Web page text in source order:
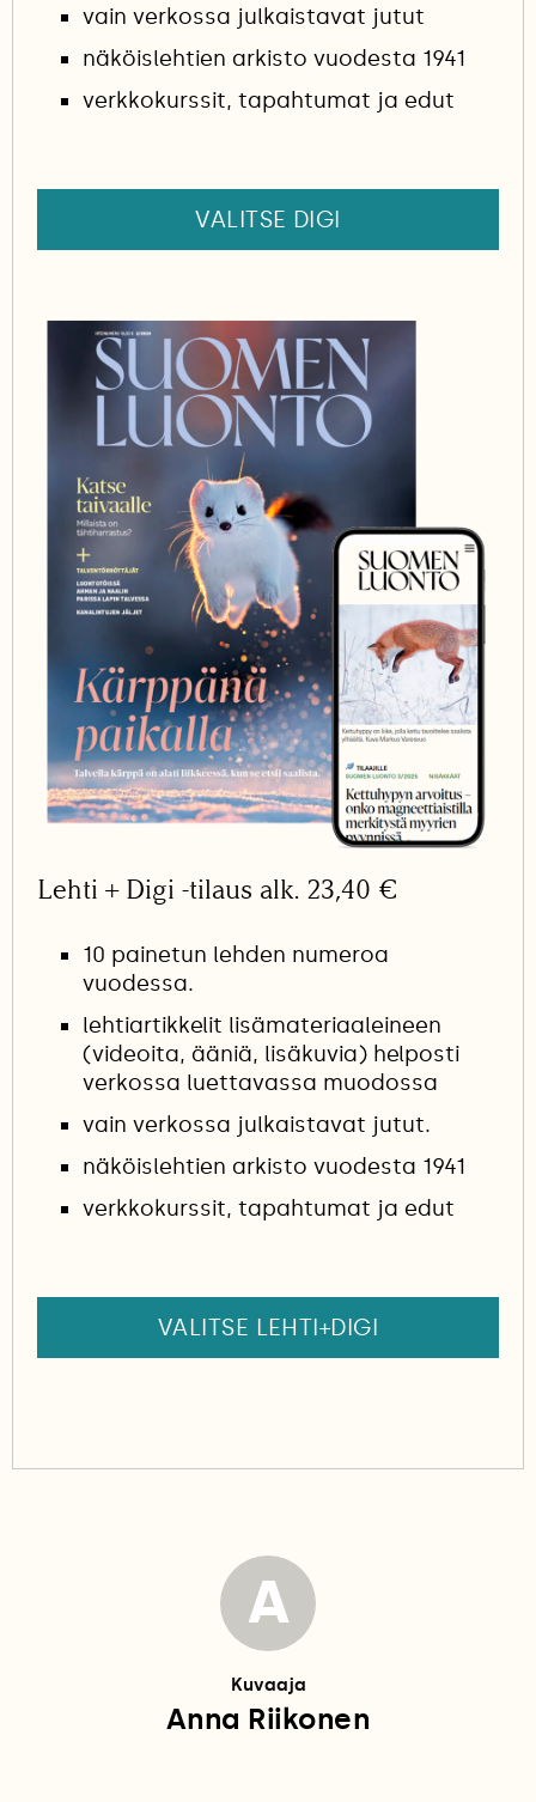
vain verkossa julkaistavat jutut
näköislehtien arkisto vuodesta 1941
verkkokurssit, tapahtumat ja edut
VALITSE DIGI
Lehti + Digi -tilaus alk. 23,40 €
10 painetun lehden numeroa
vuodessa.
lehtiartikkelit lisämateriaaleineen
(videoita, ääniä, lisäkuvia) helposti
verkossa luettavassa muodossa
vain verkossa julkaistavat jutut.
näköislehtien arkisto vuodesta 1941
verkkokurssit, tapahtumat ja edut
VALITSE LEHTI+DIGI
A
Kuvaaja
Anna Riikonen